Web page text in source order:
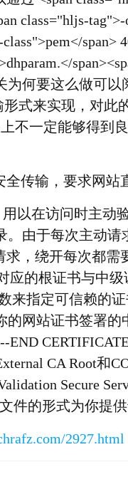
class="hljs-
class">pem</
为何要这么做可
形式来实现，对
不一定能够得到
全传输，要求网站
以在访问时主动
由于每次主动请
求，绕开每次都
应的根证书与中
数来指定可信赖的
的网站证书签署
END
CA Root和
Secure
件的形式为你提
2927.html